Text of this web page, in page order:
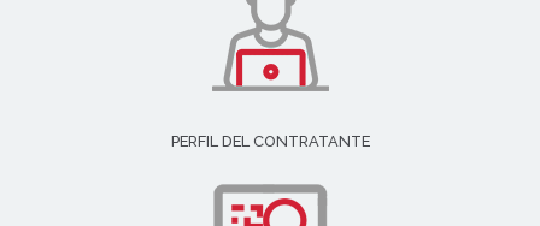
PERFIL DEL CONTRATANTE